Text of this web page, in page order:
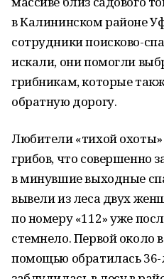
в Калининском районе
сотрудники поисково-
искали, они помогли
грибникам, которые
обратную дорогу.
Любители «тихой
грибов, что совершенно
в минувшие выходные
вывели из леса двух
по номеру «112» уже
стемнело. Первой около
помощью обратилась